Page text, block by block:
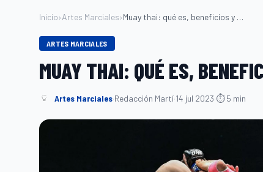
Inicio›Artes Marciales› Muay thai: qué es, beneficios y equipo b...
ARTES MARCIALES
MUAY THAI: QUÉ ES,
Artes Marciales·Redacción Martí·14 jul 2023·⏱ 5 min